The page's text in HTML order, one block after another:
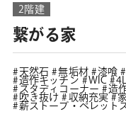
2階建
繋がる家
天然石 無垢材 漆喰
造作キッチン
WIC
スタディコーナー
造
吹き抜け
収納充実
薪ストーブ・ペレット